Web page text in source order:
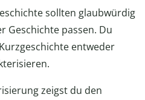
sollten glaubwürdig
Geschichte passen. Du
entweder
zeigst du den